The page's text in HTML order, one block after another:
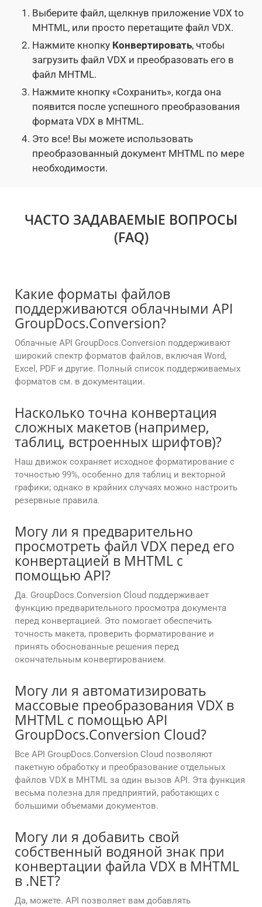
Выберите файл, щелкнув приложение VDX to
MHTML, или просто перетащите файл VDX.
Нажмите кнопку Конвертировать, чтобы
загрузить файл VDX и преобразовать его в
файл MHTML.
Нажмите кнопку «Сохранить», когда она
появится после успешного преобразования
формата VDX в MHTML.
Это все! Вы можете использовать
преобразованный документ MHTML по мере
необходимости.
ЧАСТО ЗАДАВАЕМЫЕ ВОПРОСЫ
(FAQ)
Какие форматы файлов
поддерживаются облачными API
GroupDocs.Conversion?
Облачные API GroupDocs.Conversion поддерживают
широкий спектр форматов файлов, включая Word,
Excel, PDF и другие. Полный список поддерживаемых
форматов см. в документации.
Насколько точна конвертация
сложных макетов (например,
таблиц, встроенных шрифтов)?
Наш движок сохраняет исходное форматирование с
точностью 99%, особенно для таблиц и векторной
графики; однако в крайних случаях можно настроить
резервные правила.
Могу ли я предварительно
просмотреть файл VDX перед его
конвертацией в MHTML с
помощью API?
Да. GroupDocs.Conversion Cloud поддерживает
функцию предварительного просмотра документа
перед конвертацией. Это помогает обеспечить
точность макета, проверить форматирование и
принять обоснованные решения перед
окончательным конвертированием.
Могу ли я автоматизировать
массовые преобразования VDX в
MHTML с помощью API
GroupDocs.Conversion Cloud?
Все API GroupDocs.Conversion Cloud позволяют
пакетную обработку и преобразование отдельных
файлов VDX в MHTML за один вызов API. Эта функция
весьма полезна для предприятий, работающих с
большими объемами документов.
Могу ли я добавить свой
собственный водяной знак при
конвертации файла VDX в MHTML
в .NET?
Да, можете. API позволяет вам добавлять